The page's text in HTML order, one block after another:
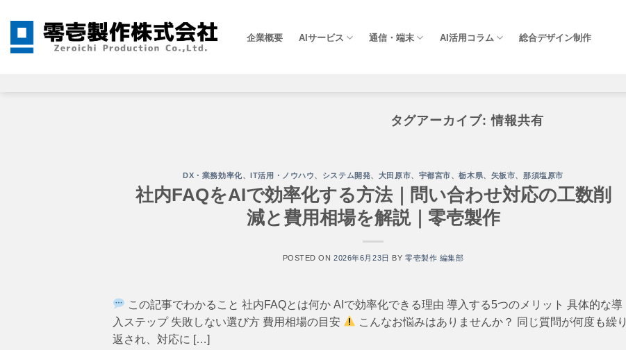
content
企業概要 AIサービス 通信・端末 AI活用コラム 総合デザイン制作
タグアーカイブ:情報共有
DX・業務効率化、IT活用・ノウハウ、 システム開発、 大田原市、 宇都宮市、栃木県、 矢板市、 那須塩原市
社内FAQをAIで効率化する方法｜問い合わせ対応の工数削
減と費用相場を解説｜零壱製作
POSTED ON2026年6月23日 BY 零壱製作 編集部
この記事でわかること 社内FAQとは何か AIで効率化できる理由 導入する5つのメリット 具体的な導
入ステップ 失敗しない選び方 費用相場の目安
こんなお悩みはありませんか？ 同じ質問が何度も繰り
返され、対応に […]